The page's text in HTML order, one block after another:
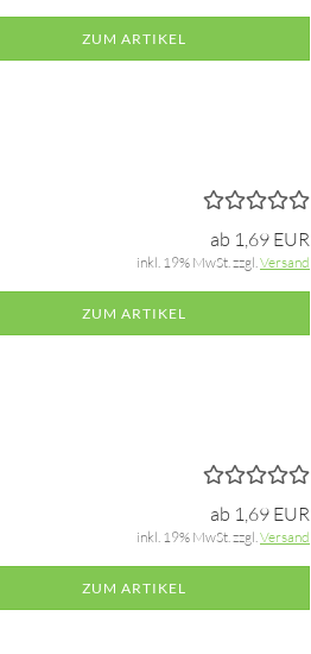
ZUM ARTIKEL
ab 1,69 EUR
inkl. 19% MwSt. zzgl.Versand
ZUM ARTIKEL
ab 1,69 EUR
inkl. 19% MwSt. zzgl.Versand
ZUM ARTIKEL